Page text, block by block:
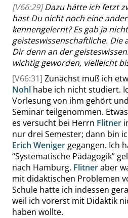
[V66:29]Dazu hätte ich fetzt
hast Du nicht noch eine
kennengelernt? Es gab ja
geisteswissenschaftliche. Die
Dir denn an der
wichtig geworden, vielleicht
[V66:31] Zunächst muß ich
Nohl habe ich nicht studiert.
Vorlesung von ihm gehört und
Seminarteilgenommen.
es versucht bei Herrn Flitner
nur drei Semester; dann bin
Erich Weniger gegangen. Ich
“Systematische Pädagogik”
nach Hamburg. Flitneraber
mit didaktischen Problemen
Schule hatte ich indessen
weil ich vorerst mit Didaktik
haben wollte.